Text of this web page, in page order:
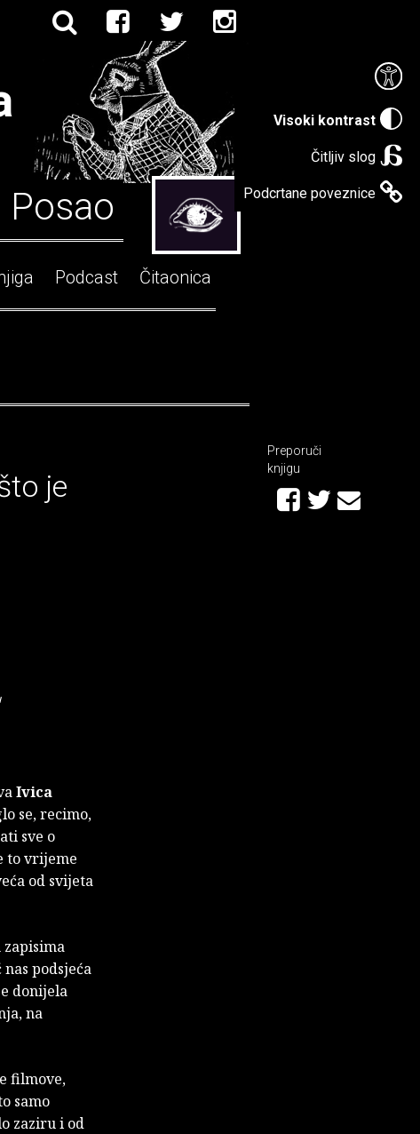
Visoki kontrast
Čitljiv slog
Podcrtane poveznice
Posao
Podcast Čitaonica
je
Ivica
se, recimo,
sve o
to vrijeme
od svijeta
podsjeća
donijela
na
filmove,
samo
zaziru i od
Preporuči
knjigu